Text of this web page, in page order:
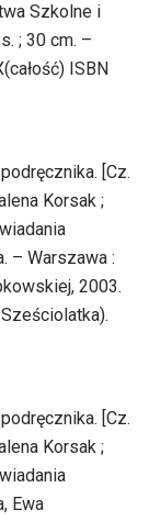
Szkolne i
; 30 cm. –
ISBN
[Cz.
Korsak ;
– Warszawa :
2003.
[Cz.
Korsak ;
Ewa